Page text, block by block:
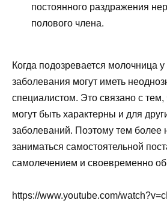
постоянного раздражения
полового члена.
Когда подозревается молочница
заболевания могут иметь
специалистом. Это связано с
могут быть характерны и для
заболеваний. Поэтому тем более
заниматься самостоятельной
самолечением и своевременно
https://www.youtube.com/